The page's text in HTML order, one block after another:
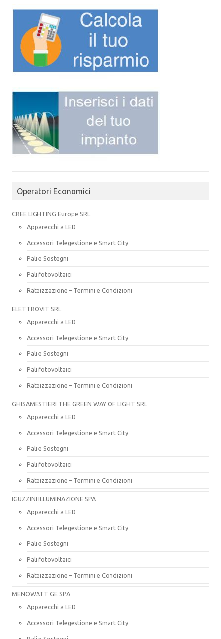
Operatori Economici
CREE LIGHTING Europe SRL
Apparecchi a LED
Accessori Telegestione e Smart City
Pali e Sostegni
Pali fotovoltaici
Rateizzazione – Termini e Condizioni
ELETTROVIT SRL
Apparecchi a LED
Accessori Telegestione e Smart City
Pali e Sostegni
Pali fotovoltaici
Rateizzazione – Termini e Condizioni
GHISAMESTIERI THE GREEN WAY OF LIGHT SRL
Apparecchi a LED
Accessori Telegestione e Smart City
Pali e Sostegni
Pali fotovoltaici
Rateizzazione – Termini e Condizioni
IGUZZINI ILLUMINAZIONE SPA
Apparecchi a LED
Accessori Telegestione e Smart City
Pali e Sostegni
Pali fotovoltaici
Rateizzazione – Termini e Condizioni
MENOWATT GE SPA
Apparecchi a LED
Accessori Telegestione e Smart City